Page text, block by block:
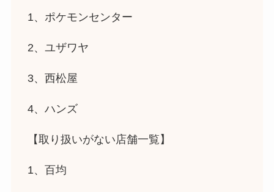
1、ポケモンセンター
2、ユザワヤ
3、西松屋
4、ハンズ
【取り扱いがない店舗一覧】
1、百均